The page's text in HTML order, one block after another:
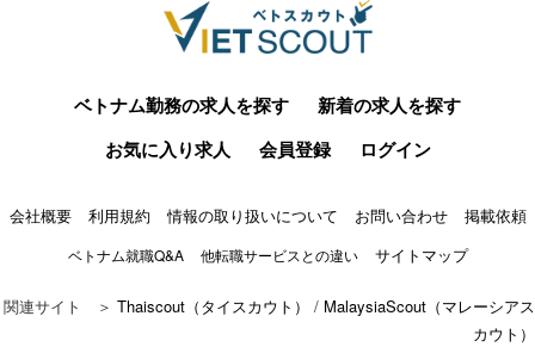
ベトナム勤務の求人を探す
新着の求人を探す
お気に入り求人
会員登録 ログイン
会社概要 利用規約 情報の取り扱いについて お問い合わせ 掲載依頼
ベトナム就職Q&A 他転職サービスとの違い サイトマップ
関連サイト ＞ Thaiscout（タイスカウト） / MalaysiaScout（マレーシアス
カウト）